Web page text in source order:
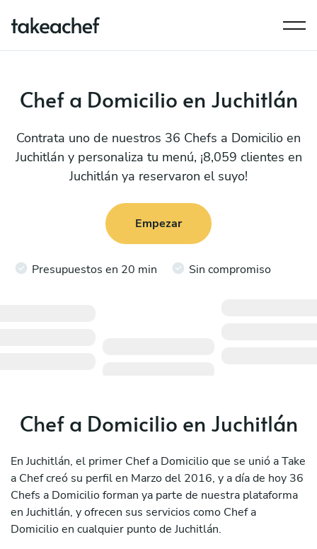
Chef a Domicilio en Juchitlán
Contrata uno de nuestros 36 Chefs a Domicilio en
Juchitlán y personaliza tu menú, ¡8,059 clientes en
Juchitlán ya reservaron el suyo!
Empezar
Presupuestos en 20 min Sin compromiso
Chef a Domicilio en Juchitlán
En Juchitlán, el primer Chef a Domicilio que se unió a Take
a Chef creó su perfil en Marzo del 2016, y a día de hoy 36
Chefs a Domicilio forman ya parte de nuestra plataforma
en Juchitlán, y ofrecen sus servicios como Chef a
Domicilio en cualquier punto de Juchitlán.